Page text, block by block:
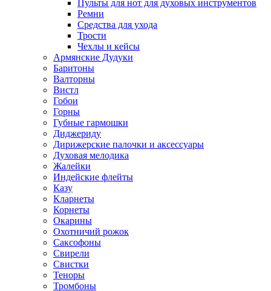
Пульты для нот для духовых инструментов
Ремни
Средства для ухода
Трости
Чехлы и кейсы
Армянские Дудуки
Баритоны
Валторны
Вистл
Гобои
Горны
Губные гармошки
Диджериду
Дирижерские палочки и аксессуары
Духовая мелодика
Жалейки
Индейские флейты
Казу
Кларнеты
Корнеты
Окарины
Охотничий рожок
Саксофоны
Свирели
Свистки
Теноры
Тромбоны